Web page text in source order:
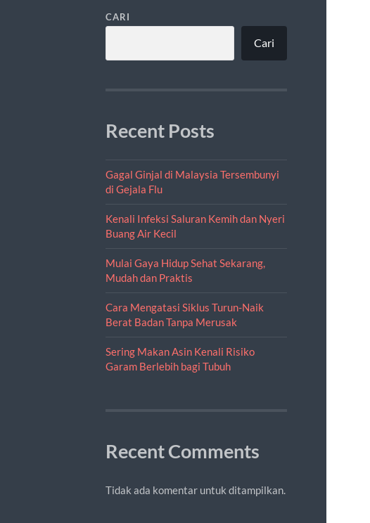
CARI
Cari
Recent Posts
Gagal Ginjal di Malaysia Tersembunyi
di Gejala Flu
Kenali Infeksi Saluran Kemih dan Nyeri
Buang Air Kecil
Mulai Gaya Hidup Sehat Sekarang,
Mudah dan Praktis
Cara Mengatasi Siklus Turun-Naik
Berat Badan Tanpa Merusak
Sering Makan Asin Kenali Risiko
Garam Berlebih bagi Tubuh
Recent Comments
Tidak ada komentar untuk ditampilkan.